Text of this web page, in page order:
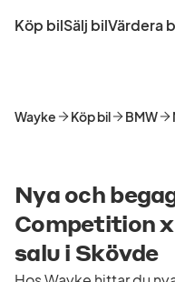
tillKöp bilSälj bilVärdera
Wayke Köp bil BMW
Nya och
Competition
salu i Skövde